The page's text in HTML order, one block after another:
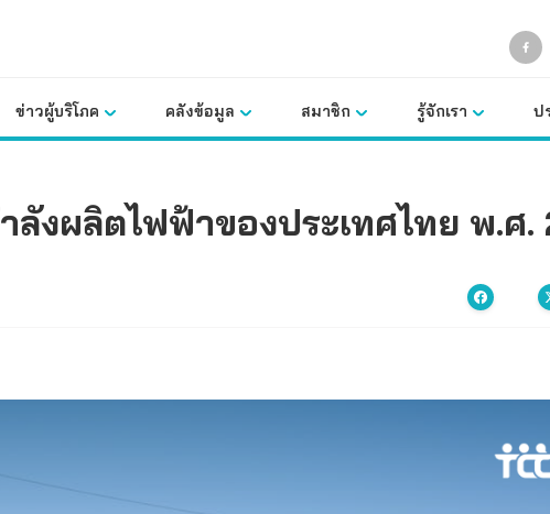
ข่าวผู้บริโภค คลังข้อมูล สมาชิก รู้จักเรา ป
งผลิตไฟฟ้าของประเทศไทย พ.ศ.